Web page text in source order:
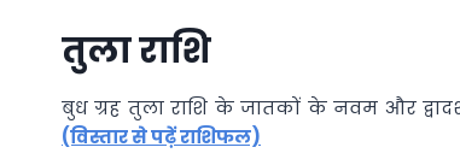
तुला राशि
बुध ग्रह तुला राशि के जातकों के नवम और
(विस्तार से पढ़ें राशिफल)